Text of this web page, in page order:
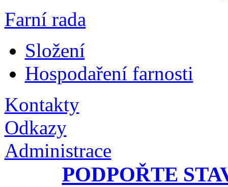
Farní rada
Složení
Hospodaření farnosti
Kontakty
Odkazy
Administrace
PODPOŘTE